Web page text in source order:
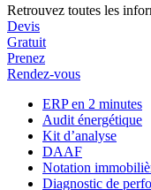
Retrouvez toutes les
Devis
Gratuit
Prenez
Rendez-vous
ERP en 2 minutes
Audit énergétique
Kit d’analyse
DAAF
Notation
Diagnostic de